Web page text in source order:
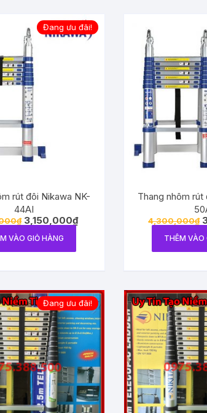
Đang ưu đãi!
rút đôi Nikawa NK-
44AI
₫ 3,150,000₫
VÀO GIỎ HÀNG
Thang nhôm rút
4,300,000₫
THÊM VÀO
Đang ưu đãi!